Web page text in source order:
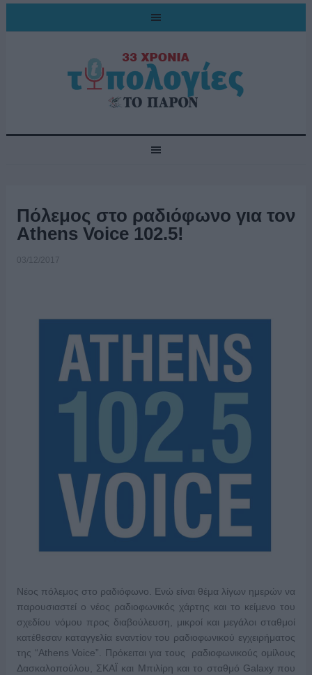
Πόλεμος στο ραδιόφωνο για τον
Athens Voice 102.5!
03/12/2017
Νέος πόλεμος στο ραδιόφωνο. Ενώ είναι θέμα λίγων ημερών να
παρουσιαστεί ο νέος ραδιοφωνικός χάρτης και το κείμενο του
σχεδίου νόμου προς διαβούλευση, μικροί και μεγάλοι σταθμοί
κατέθεσαν καταγγελία εναντίον του ραδιοφωνικού εγχειρήματος
της “Athens Voice”. Πρόκειται για τους ραδιοφωνικούς ομίλους
Δασκαλοπούλου, ΣΚΑΪ και Μπιλίρη και το σταθμό Galaxy που